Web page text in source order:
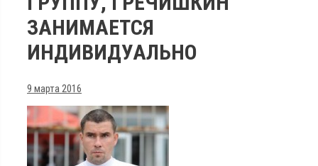
ЗАНИМАЕТСЯ
ИНДИВИДУАЛЬНО
9 марта 2016